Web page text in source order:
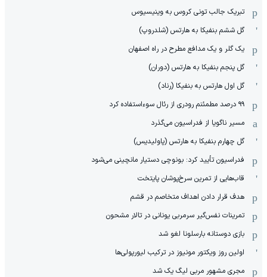
تبریک جالب تونی کروس به وینیسیوس
گل ششم بنفیکا به هارتس (شلدروپ)
یک گلر و یک مدافع مطرح در راه اصفهان
گل پنجم بنفیکا به هارتس (دوران)
گل اول هارتس به بنفیکا (رناد)
۹۹ درصد مطمئنم رودری از رئال سوءاستفاده کرد
مسیر ناگویا از فدراسیون می‌گذرد
گل چهارم بنفیکا به هارتس (پاولیدیس)
فدراسیون تأیید کرد: بونوچی دستیار مانچینی می‌شود
قاب‌هایی از تمرین سرخ‌پوشان پایتخت
هدف قرار دادن اهداف متخاصم در قشم
‏تمرینات نفس‌گیر سرمربی یونانی در تالار مشحون
بازی دوستانه بارسلونا لغو شد
اولین روز ویکتور مونیوز در ترکیب لیورپولی‌ها
مجری مشهور مربی لیگ یک شد